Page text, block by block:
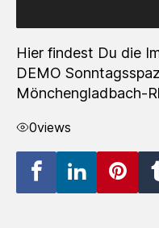
Hier findest Du die
DEMO
Mönchengladbach-
0views